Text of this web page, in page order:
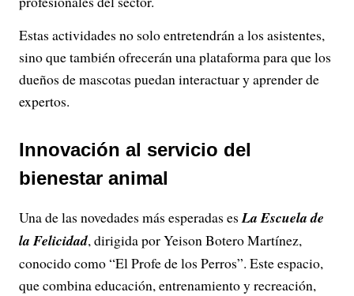
Estas actividades no solo entretendrán a los asistentes,
sino que también ofrecerán una plataforma para que los
dueños de mascotas puedan interactuar y aprender de
expertos.
Innovación al servicio del
bienestar animal
Una de las novedades más esperadas esLa Escuela de
la Felicidad, dirigida por Yeison Botero Martínez,
conocido como “El Profe de los Perros”. Este espacio,
que combina educación, entrenamiento y recreación,